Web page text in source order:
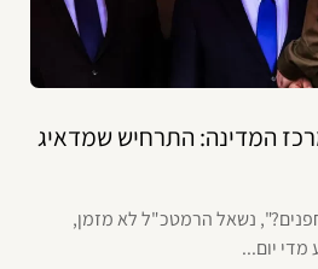
המדינה: התרחיש שמדאיג
נשאל הרמטכ"ל לא מזמן,
יום...